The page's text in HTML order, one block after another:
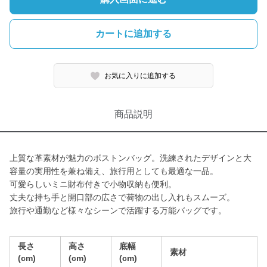
カートに追加する
お気に入りに追加する
商品説明
上質な革素材が魅力のボストンバッグ。洗練されたデザインと大
容量の実用性を兼ね備え、旅行用としても最適な一品。
可愛らしいミニ財布付きで小物収納も便利。
丈夫な持ち手と開口部の広さで荷物の出し入れもスムーズ。
旅行や通勤など様々なシーンで活躍する万能バッグです。
長さ
(cm)
高さ
(cm)
底幅
(cm)
素材